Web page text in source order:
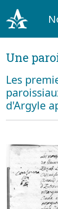
Une
Les
d'Argyle